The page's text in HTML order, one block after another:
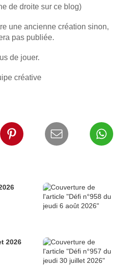
de droite sur ce blog)
une ancienne création sinon,
pas publiée.
de jouer.
créative
2026